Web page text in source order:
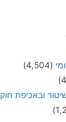
(4,504)
ובאכיפת חוק